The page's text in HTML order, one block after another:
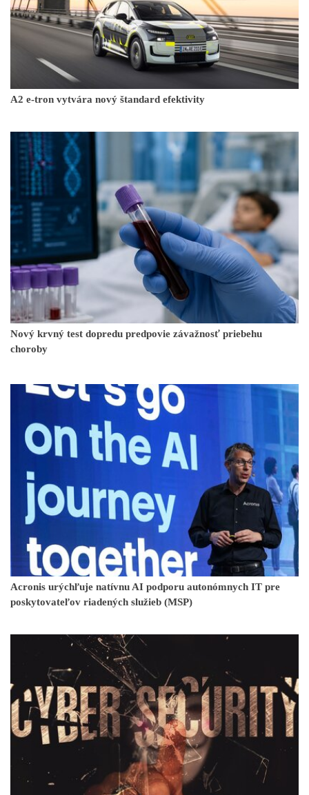
A2 e-tron vytvára nový štandard efektivity
Nový krvný test dopredu predpovie závažnosť priebehu
choroby
Acronis urýchľuje natívnu AI podporu autonómnych IT pre
poskytovateľov riadených služieb (MSP)